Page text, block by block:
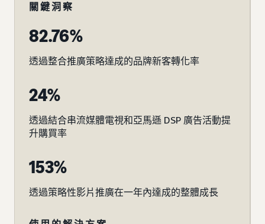
關鍵洞察
82.76%
透過整合推廣策略達成的品牌新客轉化率
24%
透過結合串流媒體電視和亞馬遜 DSP 廣告活動提
升購買率
153%
透過策略性影片推廣在一年內達成的整體成長